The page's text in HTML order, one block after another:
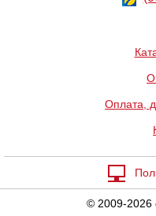
Lubrix Anal gel,
50 мл
314 грн
О
Оплата,
© 2009-2026